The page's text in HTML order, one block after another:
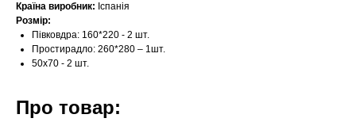
Країна виробник: Іспанія
Розмір:
Півковдра: 160*220 - 2 шт.
Простирадло: 260*280 – 1шт.
50х70 - 2 шт.
Про товар: